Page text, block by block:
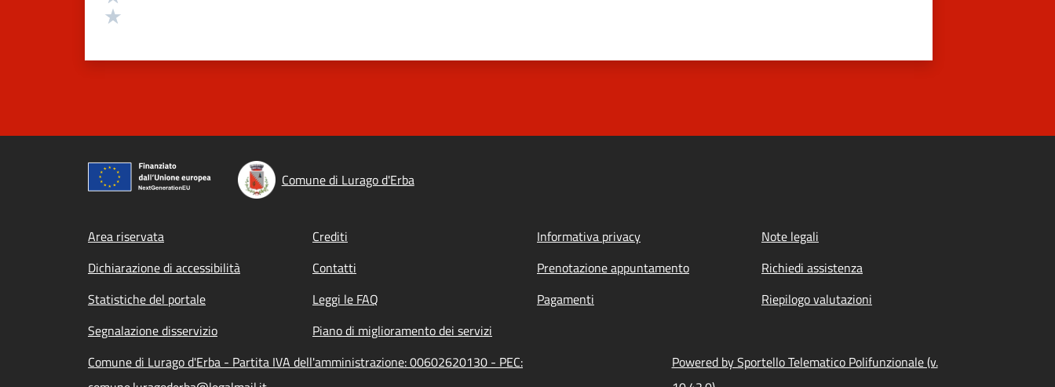
Comune di Lurago d'Erba
Footer menu
Area riservata Crediti Informativa privacy
Note legali
Dichiarazione di accessibilità
Contatti Prenotazione appuntamento
Richiedi assistenza
Statistiche del portale
Leggi le FAQ Pagamenti
Riepilogo valutazioni
Segnalazione disservizio
Piano di miglioramento dei servizi
Comune di Lurago d'Erba - Partita IVA dell'amministrazione: 00602620130 - PEC:
Powered by Sportello Telematico Polifunzionale (v.